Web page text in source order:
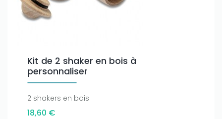
Kit de 2 shaker en bois à
personnaliser
2 shakers en bois
18,60 €